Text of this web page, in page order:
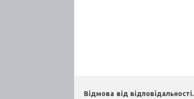
Відмова від відповідальності.